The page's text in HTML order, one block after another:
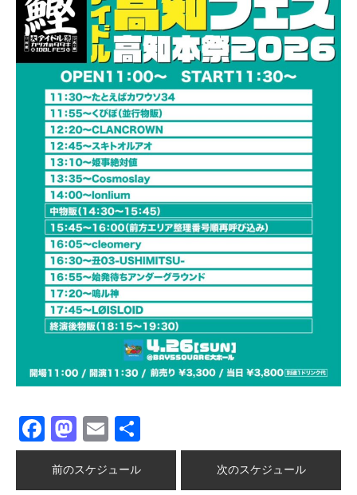
Facebook
Mastodon
Email
有
前のスケジュール 次のスケジュール